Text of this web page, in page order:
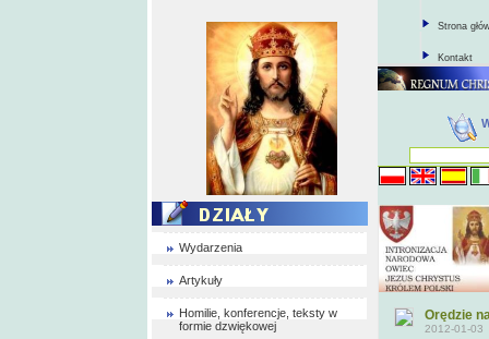
Wydarzenia
Artykuły
Homilie, konferencje, teksty w
formie dzwiękowej
Strona
Kontakt
Orędzie
2012-01-03